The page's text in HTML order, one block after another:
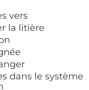
vers
la litière
dans le système